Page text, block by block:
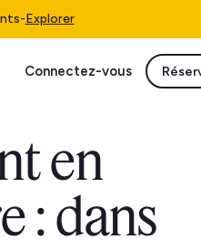
-Explorer
Connectez-vous
en
: dans